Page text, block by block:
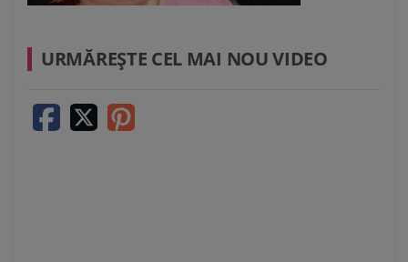
URMĂREŞTE CEL MAI NOU VIDEO